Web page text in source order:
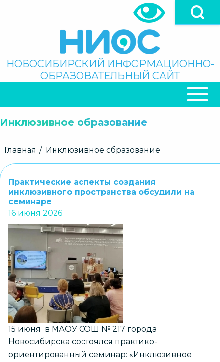
Поиск
НОВОСИБИРСКИЙ ИНФОРМАЦИОННО-
ОБРАЗОВАТЕЛЬНЫЙ САЙТ
НАВИГАЦИЯ
Инклюзивное образование
Строка
Главная Инклюзивное образование
Практические аспекты создания
инклюзивного пространства обсудили на
семинаре
16 июня 2026
15 июня в МАОУ СОШ № 217 города
Новосибирска состоялся практико-
ориентированный семинар: «Инклюзивное